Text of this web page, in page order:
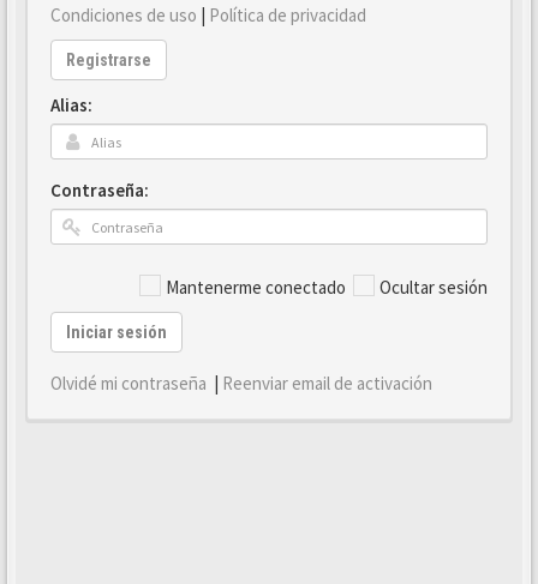
Condiciones de uso | Política de privacidad
Registrarse
Alias:
Contraseña:
Mantenerme conectado Ocultar sesión
Iniciar sesión
Olvidé mi contraseña | Reenviar email de activación